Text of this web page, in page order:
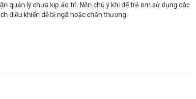
quản lý chưa kịp ảo trì. Nên chú ý khi để trẻ em sử dụng các
điều khiển dễ bị ngã hoặc chấn thương.